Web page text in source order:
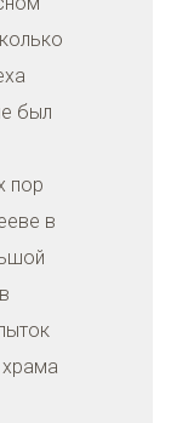
был
пор
в